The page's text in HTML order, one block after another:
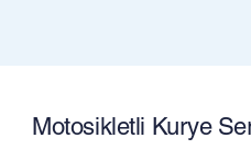
Motosikletli Kurye